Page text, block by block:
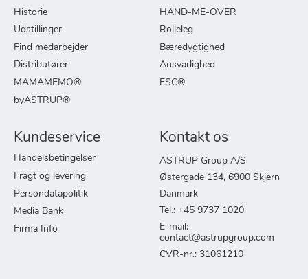
Historie
Udstillinger
Find medarbejder
Distributører
MAMAMEMO®
byASTRUP®
HAND-ME-OVER
Rolleleg
Bæredygtighed
Ansvarlighed
FSC®
Kundeservice
Handelsbetingelser
Fragt og levering
Persondatapolitik
Media Bank
Firma Info
Kontakt os
ASTRUP Group A/S
Østergade 134, 6900 Skjern
Danmark
Tel.: +45 9737 1020
E-mail:
contact@astrupgroup.com
CVR-nr.: 31061210